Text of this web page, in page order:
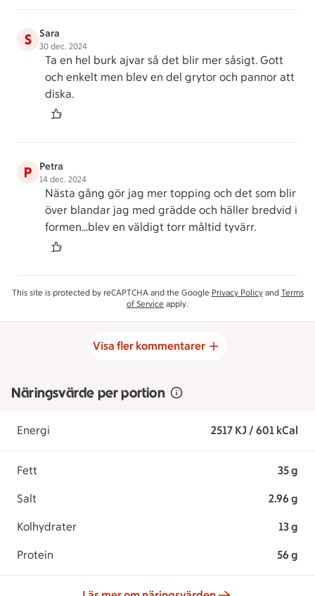
S Sara
30 dec. 2024
Ta en hel burk ajvar så det blir mer såsigt. Gott
och enkelt men blev en del grytor och pannor att
diska.
P Petra
14 dec. 2024
Nästa gång gör jag mer topping och det som blir
över blandar jag med grädde och häller bredvid i
formen...blev en väldigt torr måltid tyvärr.
This site is protected by reCAPTCHA and the Google Privacy Policyand Terms
of Service apply.
Visa fler kommentarer
Näringsvärde per portion
Energi 2517 KJ / 601 kCal
Fett 35 g
Salt 2.96 g
Kolhydrater 13 g
Protein 56 g